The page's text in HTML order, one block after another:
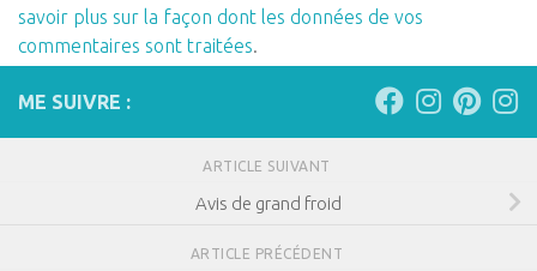
savoir plus sur la façon dont les données de vos
commentaires sont traitées.
ME SUIVRE :
ARTICLE SUIVANT
Avis de grand froid
ARTICLE PRÉCÉDENT